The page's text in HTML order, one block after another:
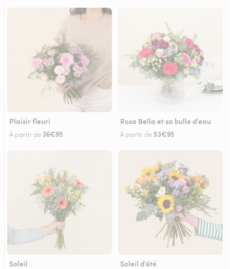
Plaisir fleuri
À partir de 36€95
Rosa Bella et sa bulle d'eau
À partir de 53€95
Soleil Soleil d'été